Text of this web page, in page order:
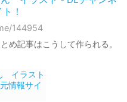
！
144954
め記事はこうして作られる。